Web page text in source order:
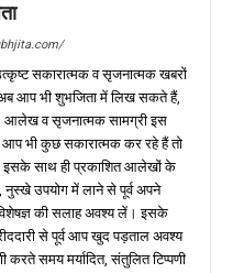
सकारात्मक व सृजनात्मक खबरों
आप भी शुभजिता में लिख सकते हैं,
आलेख व सृजनात्मक सामग्री इस
आप भी कुछ सकारात्मक कर रहे हैं तो
इसके साथ ही प्रकाशित आलेखों के
उपयोग में लाने से पूर्व अपने
विशेषज्ञ की सलाह अवश्य लें। इसके
से पूर्व आप खुद पड़ताल अवश्य
समय मर्यादित, संतुलित टिप्पणी